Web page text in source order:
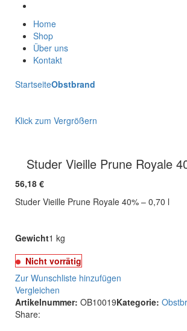
Home
Shop
Über uns
Kontakt
StartseiteObstbrand
Klick zum Vergrößern
Studer Vieille Prune Royale
56,18 €
Studer Vieille Prune Royale 40% – 0,70 l
Gewicht1 kg
Nicht vorrätig
Zur Wunschliste hinzufügen
Vergleichen
Artikelnummer: OB10019Kategorie:
Share: